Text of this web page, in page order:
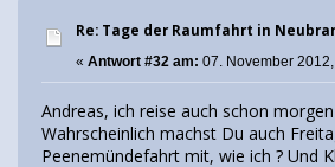
Re: Tage der Raumfahrt in
« Antwort #32 am: 07. November
Andreas, ich reise auch schon
Wahrscheinlich machst Du auch
Peenemündefahrt mit, wie ich ? Und